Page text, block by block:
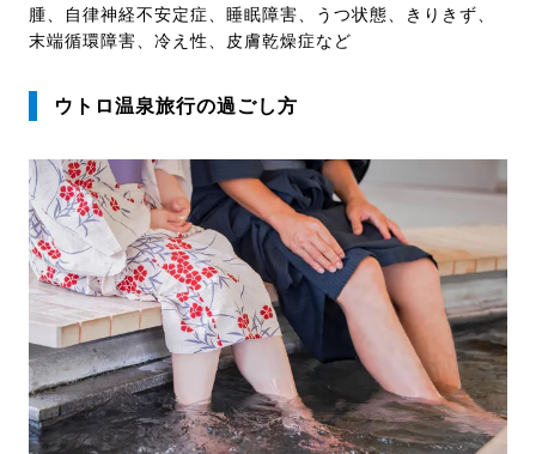
腫、自律神経不安定症、睡眠障害、うつ状態、きりきず、
末端循環障害、冷え性、皮膚乾燥症など
ウトロ温泉旅行の過ごし方